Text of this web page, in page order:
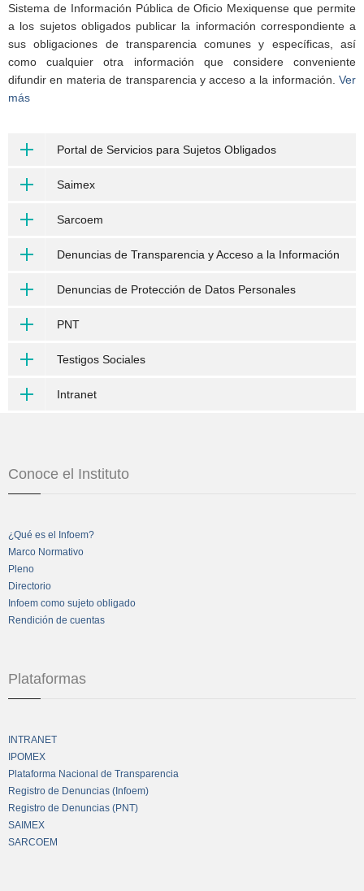
Sistema de Información Pública de Oficio Mexiquense que permite
a los sujetos obligados publicar la información correspondiente a
sus obligaciones de transparencia comunes y específicas, así
como cualquier otra información que considere conveniente
difundir en materia de transparencia y acceso a la información. Ver
más
Portal de Servicios para Sujetos Obligados
Saimex
Sarcoem
Denuncias de Transparencia y Acceso a la Información
Denuncias de Protección de Datos Personales
PNT
Testigos Sociales
Intranet
Conoce el Instituto
¿Qué es el Infoem?
Marco Normativo
Pleno
Directorio
Infoem como sujeto obligado
Rendición de cuentas
Plataformas
INTRANET
IPOMEX
Plataforma Nacional de Transparencia
Registro de Denuncias (Infoem)
Registro de Denuncias (PNT)
SAIMEX
SARCOEM